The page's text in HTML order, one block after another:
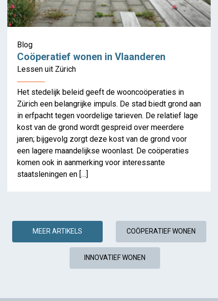
Blog
Coöperatief wonen in Vlaanderen
Lessen uit Zürich
Het stedelijk beleid geeft de wooncoöperaties in
Zürich een belangrijke impuls. De stad biedt grond aan
in erfpacht tegen voordelige tarieven. De relatief lage
kost van de grond wordt gespreid over meerdere
jaren; bijgevolg zorgt deze kost van de grond voor
een lagere maandelijkse woonlast. De coöperaties
komen ook in aanmerking voor interessante
staatsleningen en […]
MEER ARTIKELS COÖPERATIEF WONEN
INNOVATIEF WONEN